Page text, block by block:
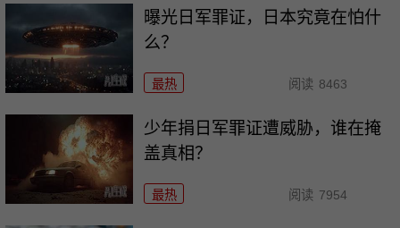
曝光日军罪证，日本究竟在怕什
么？
最热 阅读 8463
少年捐日军罪证遭威胁，谁在掩
盖真相？
最热 阅读 7954